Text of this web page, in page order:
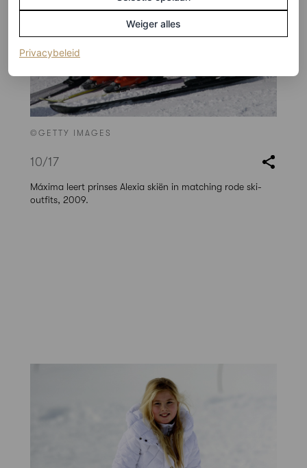
©GETTY IMAGES
10/17
Máxima leert prinses Alexia skiën in matching rode ski-
outfits, 2009.
Weiger alles
Privacybeleid